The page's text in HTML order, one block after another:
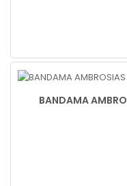
BANDAMA